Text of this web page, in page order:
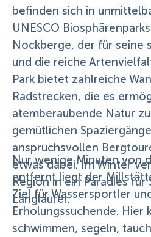
befinden sich in
UNESCO
Nockberge, der für seine
und die reiche
Park bietet zahlreiche
Radstrecken, die es
atemberaubende Natur
gemütlichen
anspruchsvollen
etwas dabei. Im Winter
Region in ein Paradies für
Langläufer.
Nur wenige Minuten von
entfernt liegt der
Ziel für Wassersportler
Erholungssuchende. Hier
schwimmen, segeln,